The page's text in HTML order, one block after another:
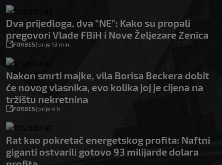
Dva prijedloga, dva “NE”: Kako su propali
pregovori Vlade FBiH i Nove Željezare Zenica
FORBES| prije 13 min.
Nakon smrti majke, vila Borisa Beckera dobit
će novog vlasnika, evo kolika joj je cijena na
tržištu nekretnina
FORBES| prije 4 h
Rat kao pokretač energetskog profita: Naftni
giganti ostvarili gotovo 93 milijarde dolara